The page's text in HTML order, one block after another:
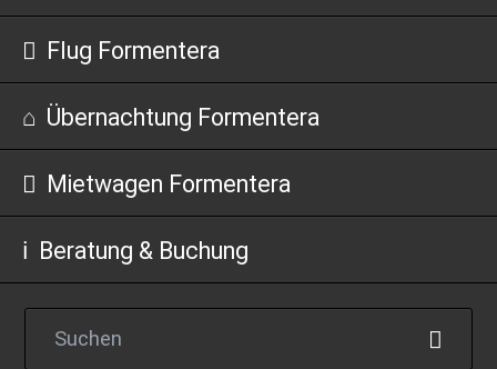
Flug Formentera
Übernachtung Formentera
Mietwagen Formentera
Beratung & Buchung